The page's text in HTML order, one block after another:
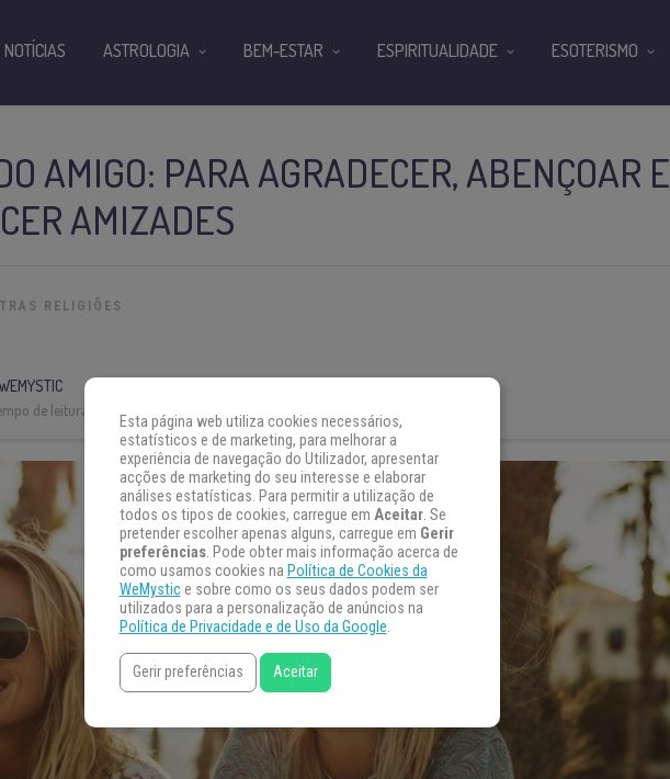
AMIGO: PARA AGRADECER, ABENÇOAR E
AMIZADES
RELIGIÕES
de leitura:
NOTÍCIAS ASTROLOGIA BEM-ESTAR ESPIRITUALIDADE ESOTERISMO
Esta página web utiliza cookies necessários,
estatísticos e de marketing, para melhorar a
experiência de navegação do Utilizador, apresentar
acções de marketing do seu interesse e elaborar
análises estatísticas. Para permitir a utilização de
todos os tipos de cookies, carregue em Aceitar. Se
pretender escolher apenas alguns, carregue em Gerir
preferências. Pode obter mais informação acerca de
como usamos cookies na Política de Cookies da
WeMystice sobre como os seus dados podem ser
utilizados para a personalização de anúncios na
Política de Privacidade e de Uso da Google.
Gerir preferências Aceitar